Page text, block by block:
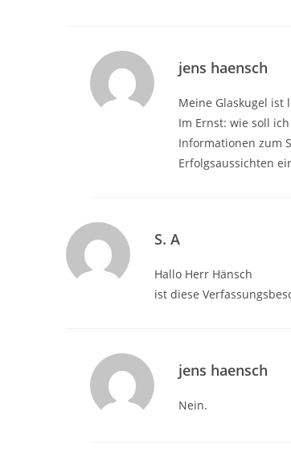
jens haensch
Meine Glaskugel ist
Im Ernst: wie soll
Informationen zum
Erfolgsaussichten
S. A
Hallo Herr Hänsch
ist diese
jens haensch
Nein.